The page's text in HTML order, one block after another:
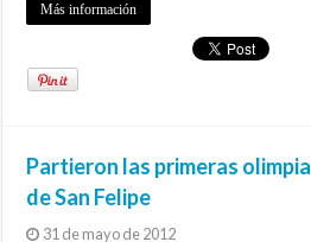
Más información
Partieron las primeras
de San Felipe
31 de mayo de 2012